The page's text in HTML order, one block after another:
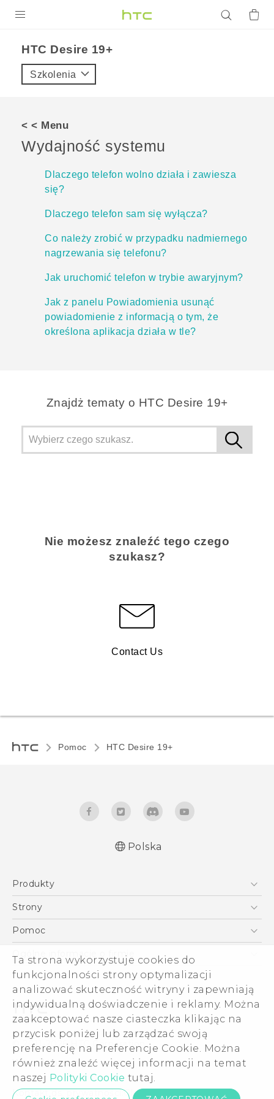
Ta strona wykorzystuje cookies do
funkcjonalności strony optymalizacji
analizować skuteczność witryny i zapewniają
indywidualną doświadczenie i reklamy. Można
zaakceptować nasze ciasteczka klikając na
przycisk poniżej lub zarządzać swoją
preferencję na Preferencje Cookie. Można
również znaleźć więcej informacji na temat
naszej Polityki Cookie tutaj.
VIVE
POMOC TECHNICZNA
Urządzenia i akcesoria HTC
Zaloguj się
‎HTC Desire 19+‎‎
Szkolenia
< < Menu
Wydajność systemu
Dlaczego telefon wolno działa i zawiesza
się?
Dlaczego telefon sam się wyłącza?
Co należy zrobić w przypadku nadmiernego
nagrzewania się telefonu?
Jak uruchomić telefon w trybie awaryjnym?
Jak z panelu Powiadomienia usunąć
powiadomienie z informacją o tym, że
określona aplikacja działa w tle?
Znajdż tematy o ‎HTC Desire 19+‎
Nie możesz znaleźć tego czego
szukasz?
Contact Us
Pomoc ‎HTC Desire 19+‎‎
Polish - Skrócony przewodnik
Polska
Produkty
Smartfony
VIVE
Akcesoria
Strony
HTC Vive
Pomoc
Pomoc E-commerce
Ogólne informacje o firmie
ESG
Informacje o firmie
Dla inwestorów (angielski)
Cookie Preferences
Kariera
Security and Privacy Whitepaper
© 2011-2026 HTC Corporation
Warunki prawne
Kontakt ds. prywatności:Global-Privacy@htc.com